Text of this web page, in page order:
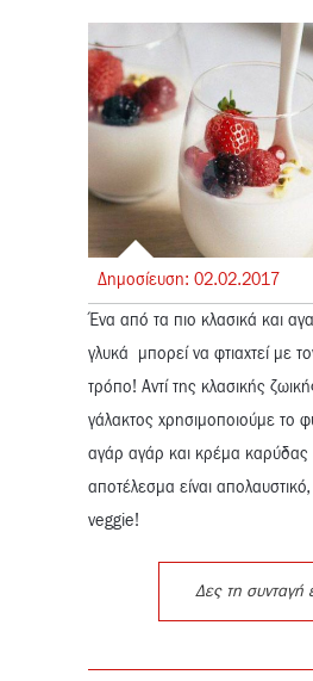
Δημοσίευση: 02.02.2017
Ένα από τα πιο κλασικά και
γλυκά
μπορεί να φτιαχτεί με
τρόπο! Αντί της κλασικής
γάλακτος χρησιμοποιούμε το
αγάρ αγάρ και κρέμα καρύδας
αποτέλεσμα είναι απολαυστικό,
veggie!
Δες τη συνταγή